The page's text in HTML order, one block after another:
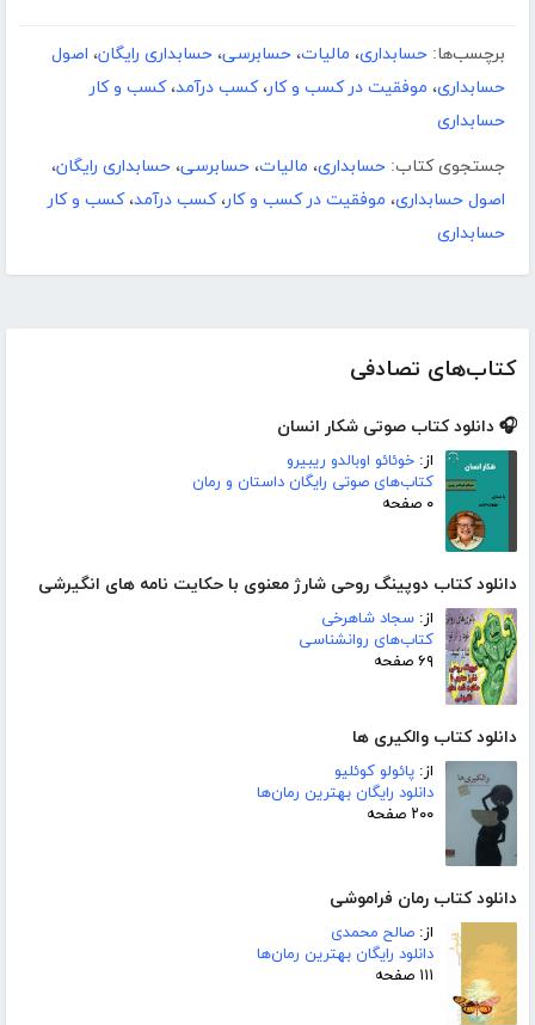
کتاب‌های تصادفی
🎧 دانلود کتاب صوتی شکار انسان
از: خوئائو اوبالدو ریبیرو
کتاب‌های صوتی رایگان داستان و رمان
۰ صفحه
دانلود کتاب دوپینگ روحی شارژ معنوی با حکایت نامه های انگیرشی
از: سجاد شاهرخی
کتاب‌های روانشناسی
۶۹ صفحه
دانلود کتاب والکیری ها
از: پائولو کوئلیو
دانلود رایگان بهترین رمان‌ها
۲۰۰ صفحه
دانلود کتاب رمان فراموشی
از: صالح محمدی
دانلود رایگان بهترین رمان‌ها
۱۱۱ صفحه
برچسب‌ها: حسابداری، مالیات، حسابرسی، حسابداری رایگان، اصول
حسابداری، موفقیت در کسب و کار،کسب درآمد،کسب و کار
حسابداری
جستجوی کتاب: حسابداری، مالیات، حسابرسی، حسابداری رایگان،
اصول حسابداری، موفقیت در کسب و کار،کسب درآمد،کسب و کار
حسابداری